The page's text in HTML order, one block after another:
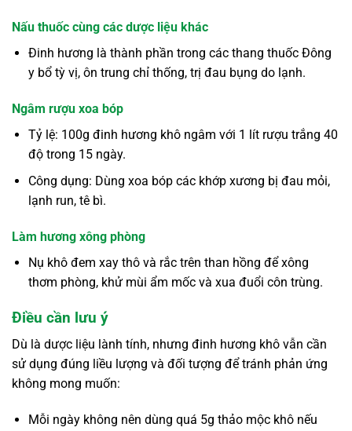
Nấu thuốc cùng các dược liệu khác
Đinh hương là thành phần trong các thang thuốc Đông
y bổ tỳ vị, ôn trung chỉ thống, trị đau bụng do lạnh.
Ngâm rượu xoa bóp
Tỷ lệ: 100g đinh hương khô ngâm với 1 lít rượu trắng 40
độ trong 15 ngày.
Công dụng: Dùng xoa bóp các khớp xương bị đau mỏi,
lạnh run, tê bì.
Làm hương xông phòng
Nụ khô đem xay thô và rắc trên than hồng để xông
thơm phòng, khử mùi ẩm mốc và xua đuổi côn trùng.
Điều cần lưu ý
Dù là dược liệu lành tính, nhưng đinh hương khô vẫn cần
sử dụng đúng liều lượng và đối tượng để tránh phản ứng
không mong muốn:
Mỗi ngày không nên dùng quá 5g thảo mộc khô nếu